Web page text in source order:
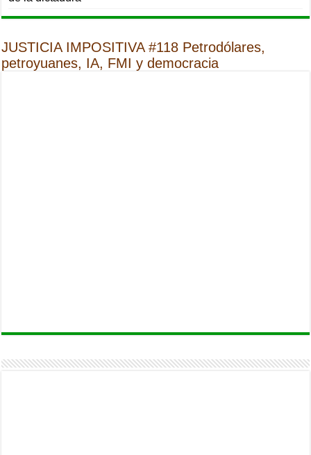
JUSTICIA IMPOSITIVA #118 Petrodólares,
petroyuanes, IA, FMI y democracia